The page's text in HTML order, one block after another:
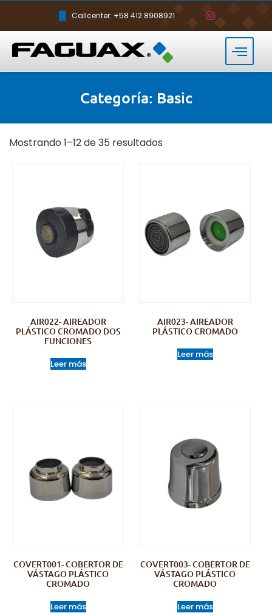
Callcenter: +58 412 8908921
Categoría: Basic
Mostrando 1–12 de 35 resultados
AIR022- AIREADOR
PLÁSTICO CROMADO DOS
FUNCIONES
Leer más
AIR023- AIREADOR
PLÁSTICO CROMADO
Leer más
COVERT001- COBERTOR DE
VÁSTAGO PLÁSTICO
CROMADO
Leer más
COVERT003- COBERTOR DE
VÁSTAGO PLÁSTICO
CROMADO
Leer más